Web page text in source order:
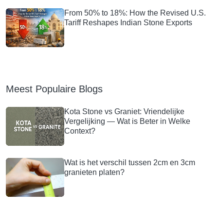
From 50% to 18%: How the Revised U.S.
Tariff Reshapes Indian Stone Exports
Meest Populaire Blogs
Kota Stone vs Graniet: Vriendelijke
Vergelijking — Wat is Beter in Welke
Context?
Wat is het verschil tussen 2cm en 3cm
granieten platen?